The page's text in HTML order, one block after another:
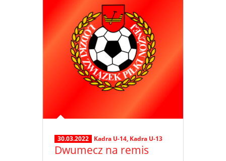
30.03.2022 Kadra U-14, Kadra U-13
Dwumecz na remis